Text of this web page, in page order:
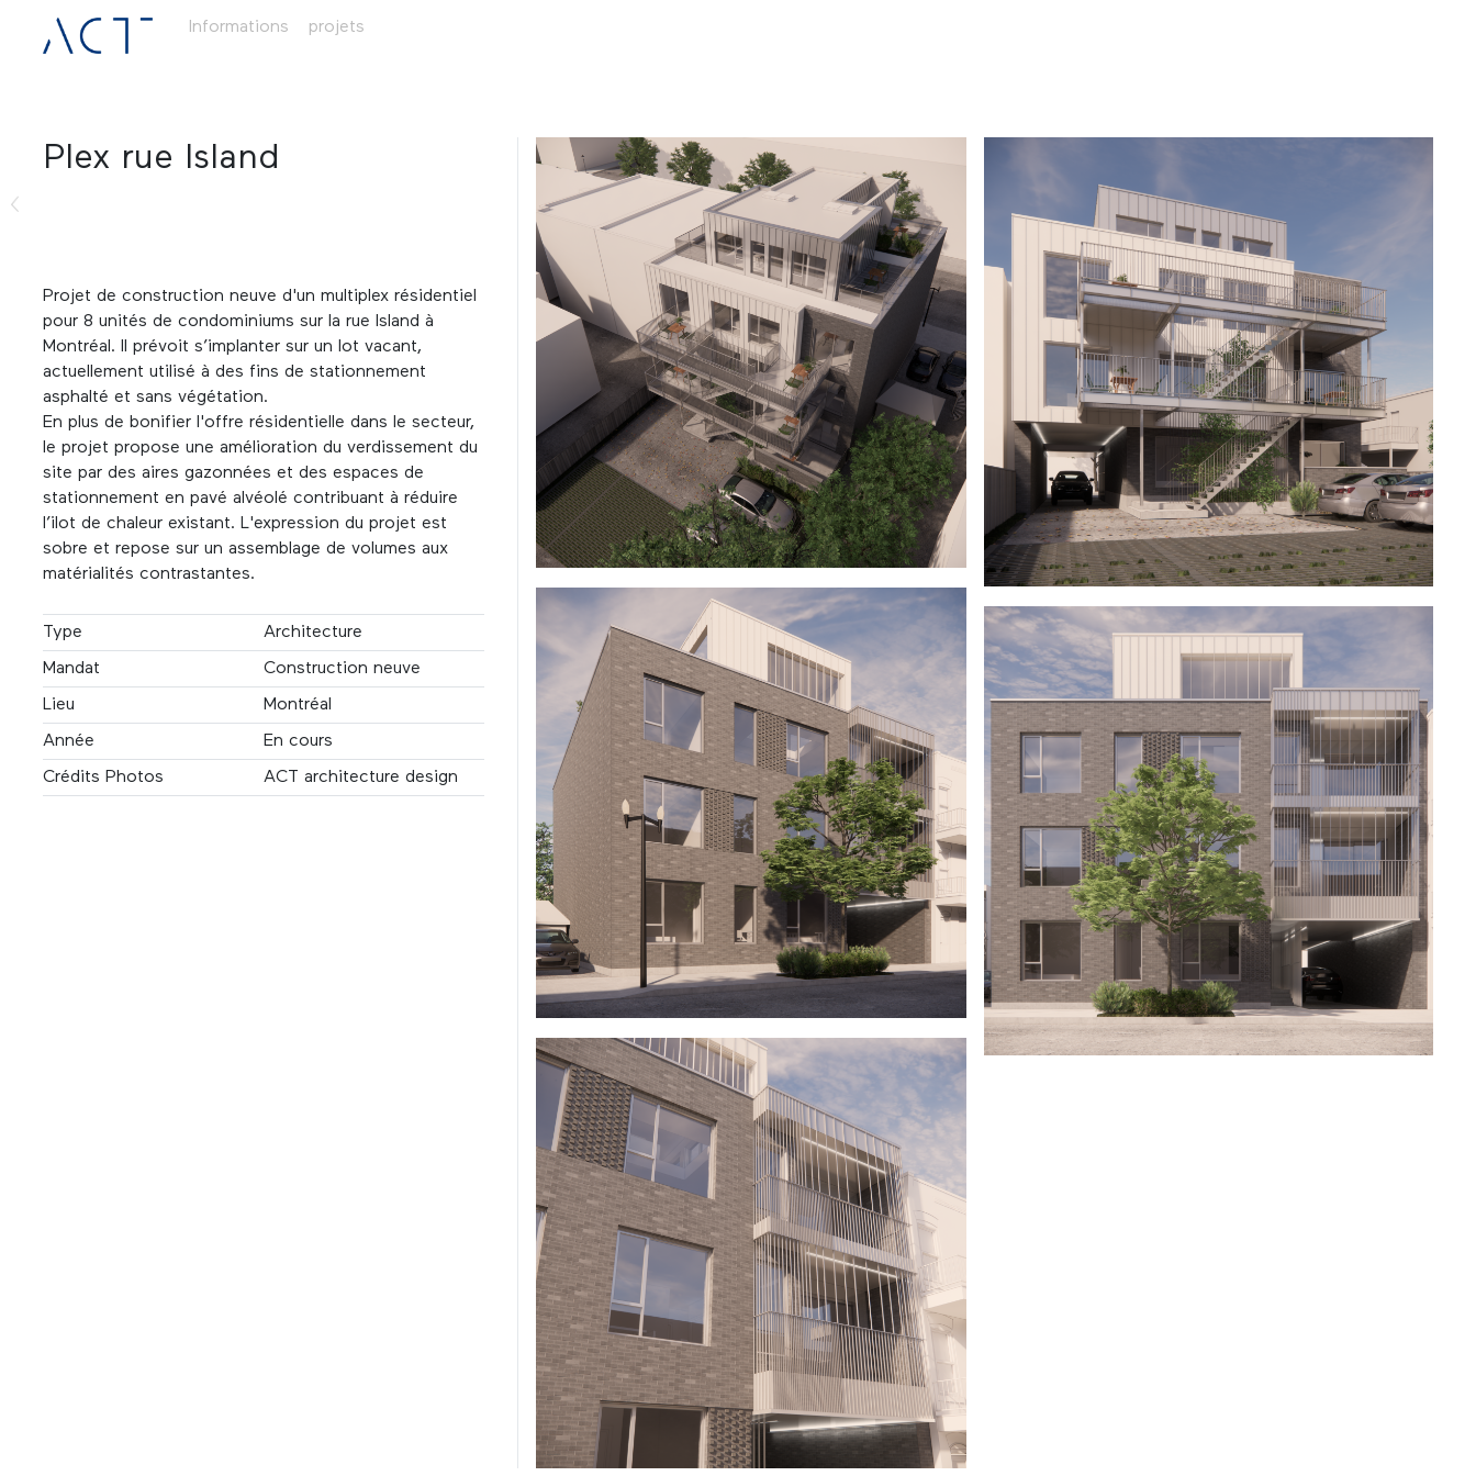
Informations projets
Plex rue Island
Projet de construction neuve d'un multiplex résidentiel
pour 8 unités de condominiums sur la rue Island à
Montréal. Il prévoit s’implanter sur un lot vacant,
actuellement utilisé à des fins de stationnement
asphalté et sans végétation.
En plus de bonifier l'offre résidentielle dans le secteur,
le projet propose une amélioration du verdissement du
site par des aires gazonnées et des espaces de
stationnement en pavé alvéolé contribuant à réduire
l’ilot de chaleur existant. L'expression du projet est
sobre et repose sur un assemblage de volumes aux
matérialités contrastantes.
Type Architecture
Mandat Construction neuve
Lieu Montréal
Année En cours
Crédits Photos ACT architecture design